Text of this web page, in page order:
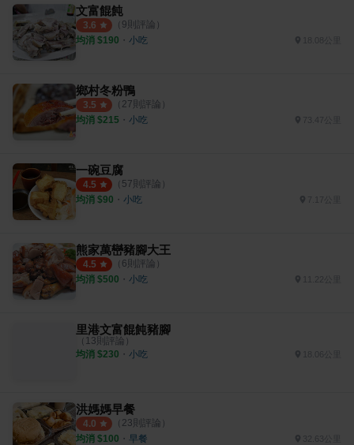
文富餛飩
3.6 （ 9則評論）
均消 $190 ・ 小吃
鄉村冬粉鴨
3.5 （ 27則評論）
均消 $215 ・ 小吃 73.47公里
一碗豆腐
4.5 （ 57則評論）
均消 $90 ・ 小吃
熊家萬巒豬腳大王
4.5 （ 6則評論）
均消 $500 ・ 小吃
里港文富餛飩豬腳
（ 13則評論）
均消 $230 ・ 小吃
洪媽媽早餐
4.0 （ 23則評論）
均消 $100 ・ 早餐